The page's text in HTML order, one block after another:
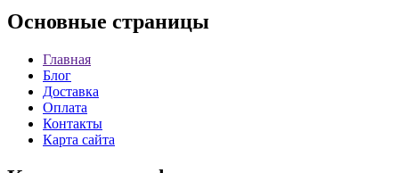
Основные страницы
Главная
Блог
Доставка
Оплата
Контакты
Карта сайта